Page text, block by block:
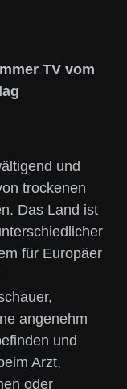
und
trockenen
Das Land ist
für Europäer
angenehm
und
Arzt,
oder